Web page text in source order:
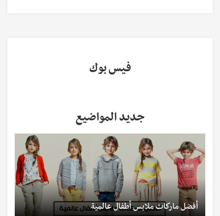
فيس بوك
جديد المواضيع
أفضل ماركات ملابس أطفال عالمية